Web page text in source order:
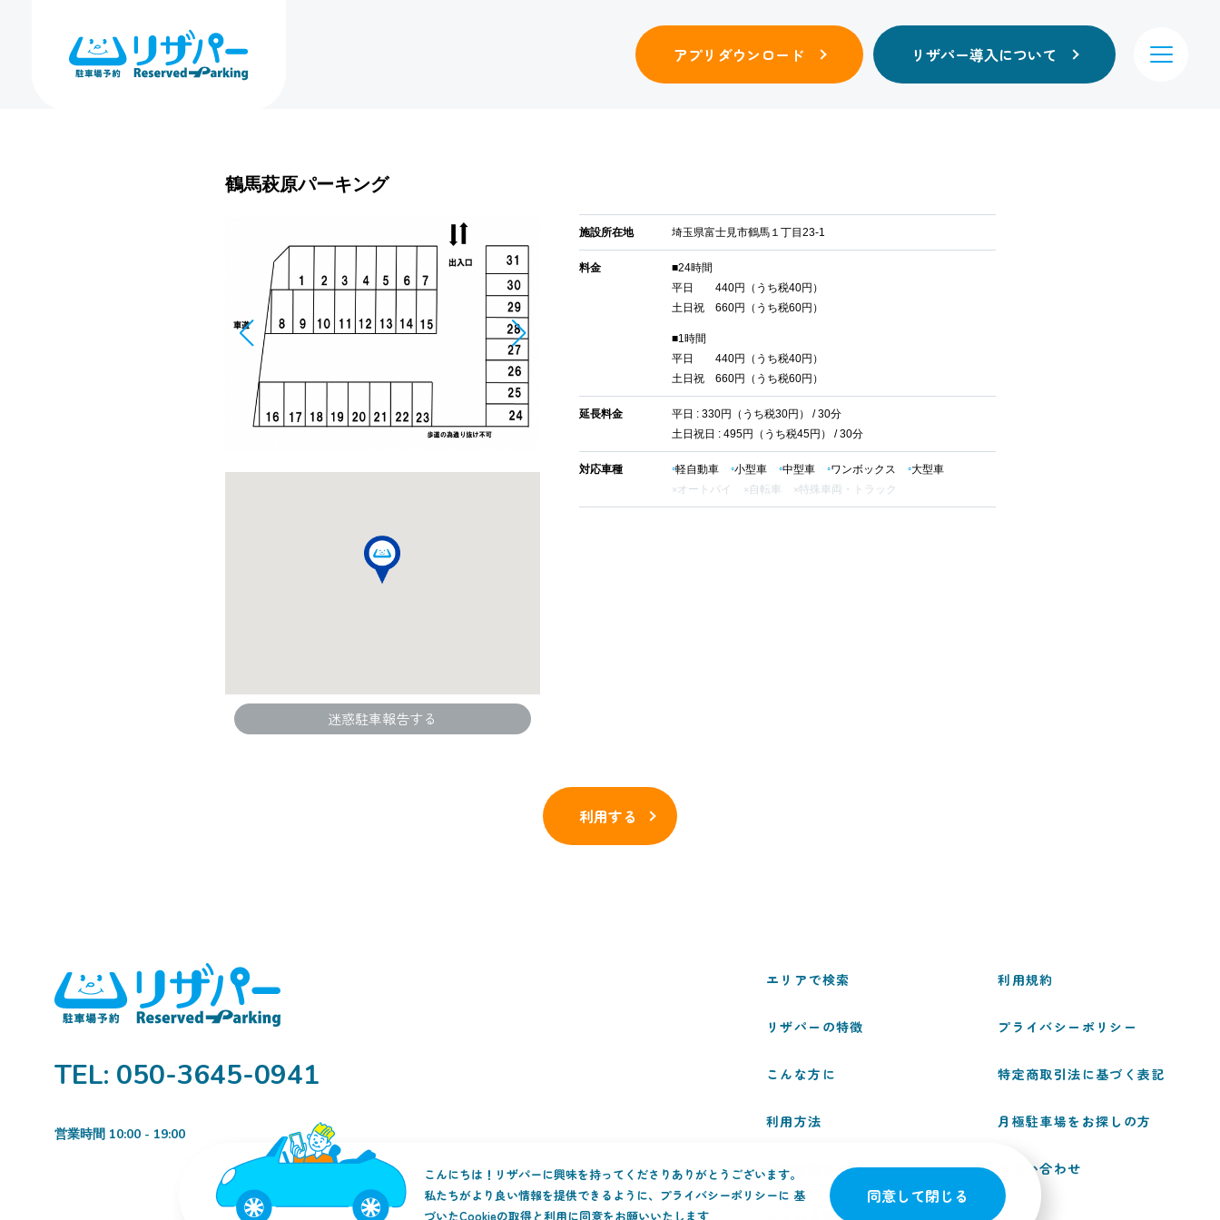
アプリダウンロード リザパー導入について
こんにちは！リザパーに興味を持ってくださりありがとうございます。
私たちがより良い情報を提供できるように、プライバシーポリシーに 基
づいたCookieの取得と利用に同意をお願いいたします
同意して閉じる
鶴馬萩原パーキング
迷惑駐車報告する
施設所在地 埼玉県富士見市鶴馬１丁目23-1
料金
■24時間
平日 440円（うち税40円）
土日祝 660円（うち税60円）
■1時間
平日 440円（うち税40円）
土日祝 660円（うち税60円）
延長料金
平日 : 330円（うち税30円） / 30分
土日祝日 : 495円（うち税45円） / 30分
対応車種 軽自動車 小型車 中型車 ワンボックス
大型車
オートバイ
自転車 特殊車両・トラック
利用する
TEL: 050-3645-0941
営業時間 10:00 - 19:00
エリアで検索 利用規約
リザパーの特徴 プライバシーポリシー
こんな方に 特定商取引法に基づく表記
利用方法 月極駐車場をお探しの方
会員登録方法 お問い合わせ
よくある質問